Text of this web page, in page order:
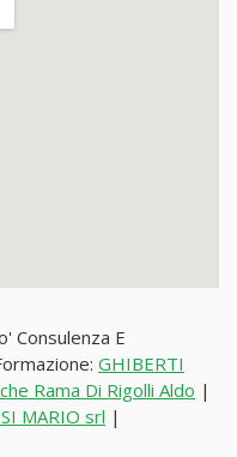
Consulenza E
GHIBERTI
Rama Di Rigolli Aldo |
MARIO srl |